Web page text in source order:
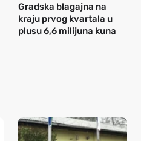
Gradska blagajna na
kraju prvog kvartala u
plusu 6,6 milijuna kuna